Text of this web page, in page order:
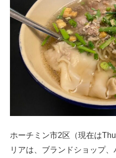
ホーチミン市2区（現在は
リアは、ブランドショップ